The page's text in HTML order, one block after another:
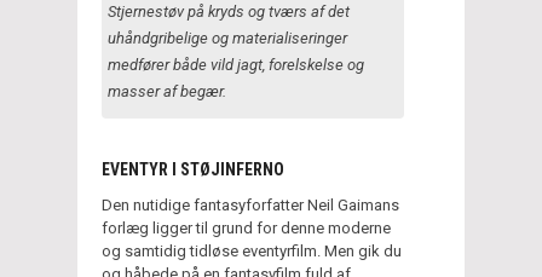
Stjernestøv på kryds og tværs af det
uhåndgribelige og materialiseringer
medfører både vild jagt, forelskelse og
masser af begær.
EVENTYR I STØJINFERNO
Den nutidige fantasyforfatter Neil Gaimans
forlæg ligger til grund for denne moderne
og samtidig tidløse eventyrfilm. Men gik du